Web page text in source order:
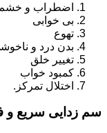
اضطراب و خشم
بی خوابی
تهوع
بدن درد و
تغییر خلق
کمبود خواب
اختلال تمرکز.
سم زدایی سریع و